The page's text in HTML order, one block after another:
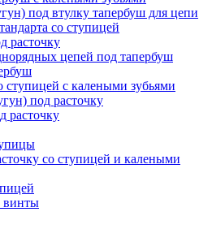
под втулку тапербуш для цепи
со ступицей
расточку
цепей под тапербуш
ступицей с калеными зубьями
под расточку
расточку
со ступицей и калеными
винты